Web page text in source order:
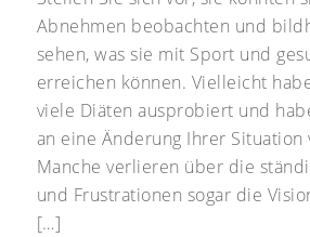
Abnehmen beobachten und
sehen, was sie mit Sport und
erreichen können. Vielleicht
viele Diäten ausprobiert und
an eine Änderung Ihrer Situation
Manche verlieren über die
und Frustrationen sogar die
[…]